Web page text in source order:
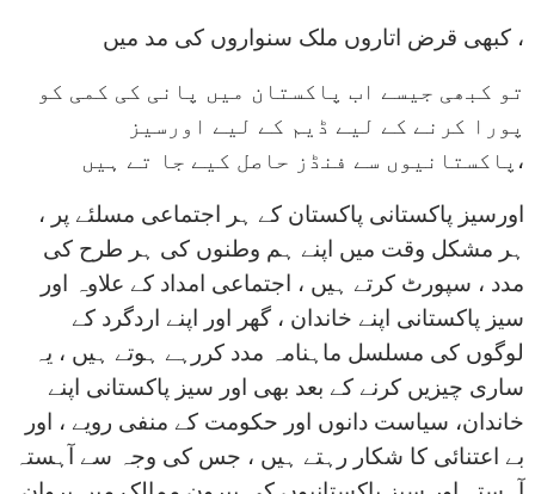
کبھی قرض اتاروں ملک سنواروں کی مد میں ،
تو کبھی جیسے اب پاکستان میں پانی کی کمی کو
پورا کرنے کے لیے ڈیم کے لیے اورسیز
پاکستانیوں سے فنڈز حاصل کیے جا تے ہیں،
اورسیز پاکستانی پاکستان کے ہر اجتماعی مسلئے پر ،
ہر مشکل وقت میں اپنے ہم وطنوں کی ہر طرح کی
مدد ، سپورٹ کرتے ہیں ، اجتماعی امداد کے علاوہ اور
سیز پاکستانی اپنے خاندان ، گھر اور اپنے اردگرد کے
لوگوں کی مسلسل ماہنامہ مدد کررہے ہوتے ہیں ، یہ
ساری چیزیں کرنے کے بعد بھی اور سیز پاکستانی اپنے
خاندان، سیاست دانوں اور حکومت کے منفی رویے ، اور
بے اعتنائی کا شکار رہتے ہیں ، جس کی وجہ سے آہستہ